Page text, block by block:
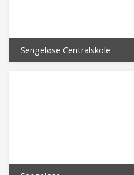
Sengeløse Centralskole